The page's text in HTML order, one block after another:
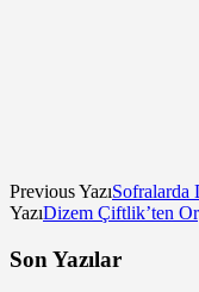
Previous YazıSofralarda
YazıDizem Çiftlik’ten
Son Yazılar